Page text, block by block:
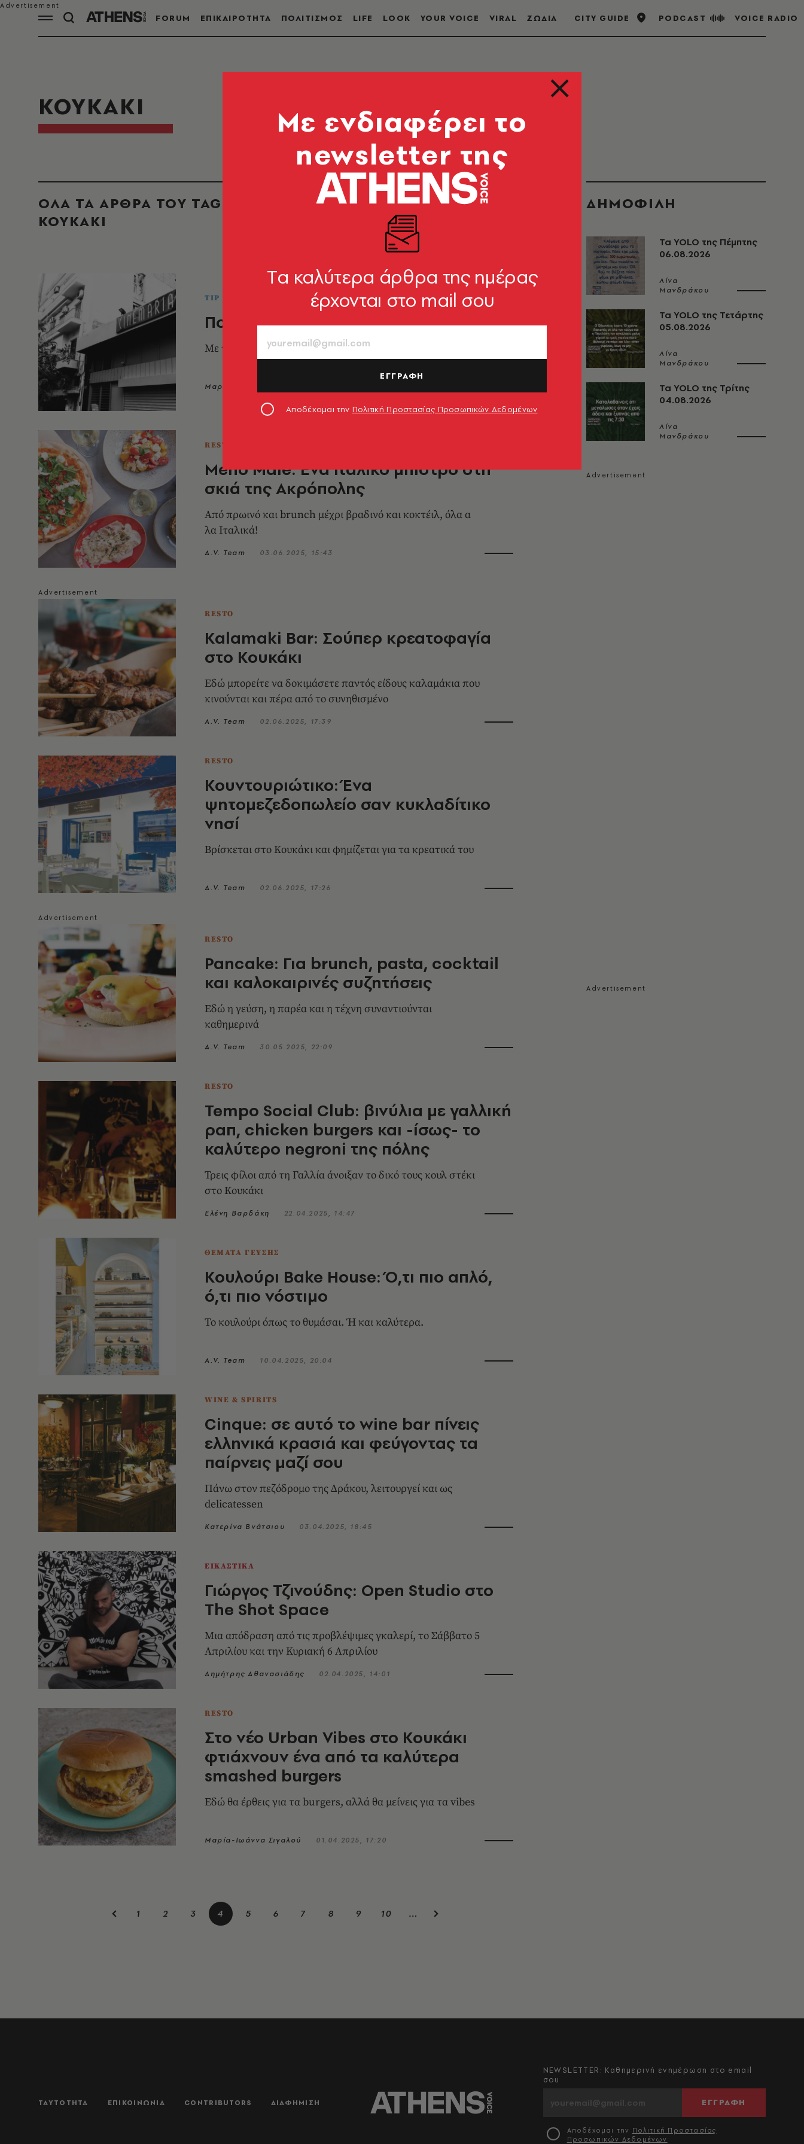
FORUM ΕΠΙΚΑΙΡΟΤΗΤΑ ΠΟΛΙΤΙΣΜΟΣ LIFE LOOK YOUR VOICE VIRAL ΖΩΔΙΑ CITY GUIDE PODCAST VOICE RADIO
ΚΟΥΚΑΚΙ
ΟΛΑ ΤΑ ΑΡΘΡΑ ΤΟΥ TAG
ΚΟΥΚΑΚΙ
TIP OF THE DAY
Πού θα δεις σινεμά με 3 ευρώ
Με ταινίες του παλιού καλού κινηματογράφου
Μαρίνα Ανδριωτάκη
RESTO
Meno Male: Ένα ιταλικό μπιστρό στη
σκιά της Ακρόπολης
Από πρωινό και brunch μέχρι βραδινό και κοκτέιλ, όλα α
λα Ιταλικά!
A.V. Team 03.06.2025, 15:43
RESTO
Kalamaki Bar: Σούπερ κρεατοφαγία
στο Κουκάκι
Εδώ μπορείτε να δοκιμάσετε παντός είδους καλαμάκια που
κινούνται και πέρα από το συνηθισμένο
A.V. Team 02.06.2025, 17:39
RESTO
Κουντουριώτικο: Ένα
ψητομεζεδοπωλείο σαν κυκλαδίτικο
νησί
Βρίσκεται στο Κουκάκι και φημίζεται για τα κρεατικά του
A.V. Team 02.06.2025, 17:26
RESTO
Pancake: Για brunch, pasta, cocktail
και καλοκαιρινές συζητήσεις
Εδώ η γεύση, η παρέα και η τέχνη συναντιούνται
καθημερινά
A.V. Team 30.05.2025, 22:09
RESTO
Tempo Social Club: βινύλια με γαλλική
ραπ, chicken burgers και -ίσως- το
καλύτερο negroni της πόλης
Τρεις φίλοι από τη Γαλλία άνοιξαν το δικό τους κουλ στέκι
στο Κουκάκι
Ελένη Βαρδάκη 22.04.2025, 14:47
ΘΕΜΑΤΑ ΓΕΥΣΗΣ
Κουλούρι Bake House: Ό,τι πιο απλό,
ό,τι πιο νόστιμο
Το κουλούρι όπως το θυμάσαι. Ή και καλύτερα.
A.V. Team 10.04.2025, 20:04
WINE & SPIRITS
Cinque: σε αυτό το wine bar πίνεις
ελληνικά κρασιά και φεύγοντας τα
παίρνεις μαζί σου
Πάνω στον πεζόδρομο της Δράκου, λειτουργεί και ως
delicatessen
Κατερίνα Βνάτσιου 03.04.2025, 18:45
ΕΙΚΑΣΤΙΚΑ
Γιώργος Τζινούδης: Open Studio στο
Τhe Shot Space
Μια απόδραση από τις προβλέψιμες γκαλερί, το Σάββατο 5
Απριλίου και την Κυριακή 6 Απριλίου
Δημήτρης Αθανασιάδης 02.04.2025, 14:01
RESTO
Στο νέο Urban Vibes στο Κουκάκι
φτιάχνουν ένα από τα καλύτερα
smashed burgers
Εδώ θα έρθεις για τα burgers, αλλά θα μείνεις για τα vibes
Μαρία-Ιωάννα Σιγαλού 01.04.2025, 17:20
1 2 3 4 5 6 7 8 9 10 …
ΔΗΜΟΦΙΛΗ
Τα YOLO της Πέμπτης
06.08.2026
Λίνα
Μανδράκου
Τα YOLO της Τετάρτης
05.08.2026
Λίνα
Μανδράκου
Τα YOLO της Τρίτης
04.08.2026
Λίνα
Μανδράκου
ΤΑΥΤΟΤΗΤΑ ΕΠΙΚΟΙΝΩΝΙΑ CONTRIBUTORS ΔΙΑΦΗΜΙΣΗ
NEWSLETTER: Καθημερινή ενημέρωση στο email
σου
ΕΓΓΡΑΦΗ
Αποδέχομαι την Πολιτική Προστασίας
Προσωπικών Δεδομένων
Mε ενδιαφέρει το
newsletter της
Tα καλύτερα άρθρα της ημέρας
έρχονται στο mail σου
ΕΓΓΡΑΦΗ
Αποδέχομαι την Πολιτική Προστασίας Προσωπικών Δεδομένων